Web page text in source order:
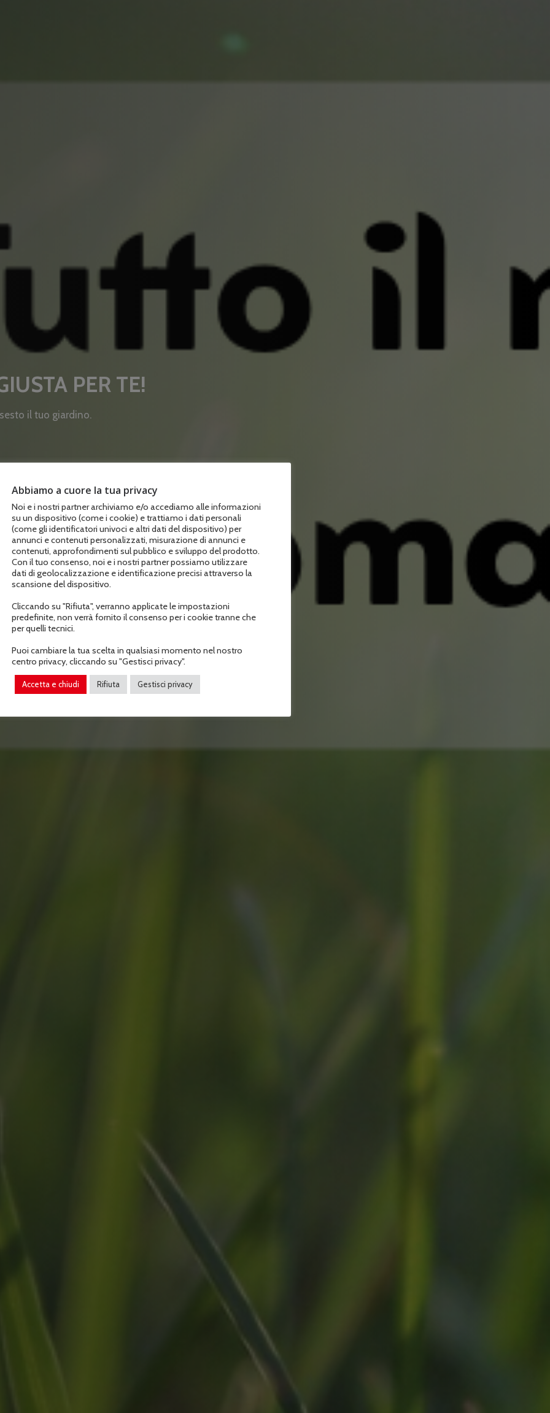
PER TE!
il tuo giardino.
Abbiamo a cuore la tua privacy
Noi e i nostri partner archiviamo e/o accediamo alle informazioni
su un dispositivo (come i cookie) e trattiamo i dati personali
(come gli identificatori univoci e altri dati del dispositivo) per
annunci e contenuti personalizzati, misurazione di annunci e
contenuti, approfondimenti sul pubblico e sviluppo del prodotto.
Con il tuo consenso, noi e i nostri partner possiamo utilizzare
dati di geolocalizzazione e identificazione precisi attraverso la
scansione del dispositivo.
Cliccando su "Rifiuta", verranno applicate le impostazioni
predefinite, non verrà fornito il consenso per i cookie tranne che
per quelli tecnici.
Puoi cambiare la tua scelta in qualsiasi momento nel nostro
centro privacy, cliccando su "Gestisci privacy".
Accetta e chiudi Rifiuta Gestisci privacy